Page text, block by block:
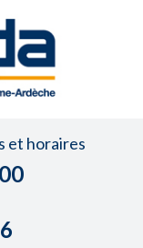
et horaires